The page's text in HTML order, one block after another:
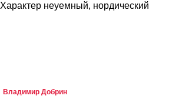
Характер неуемный, нордический
Владимир Добрин